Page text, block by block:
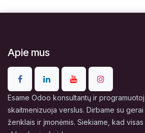
Apie mus
Esame Odoo konsultantų ir
skaitmenizuoja verslus. Dirbame su
ženklais ir įmonėmis. Siekiame, kad